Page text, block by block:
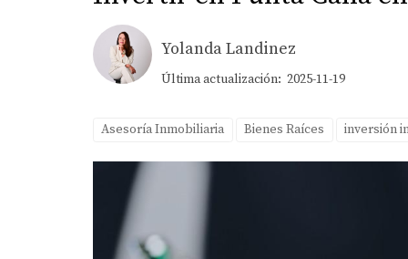
Yolanda Landinez
Última actualización: 2025-11-19
Asesoría Inmobiliaria Bienes Raíces inversión